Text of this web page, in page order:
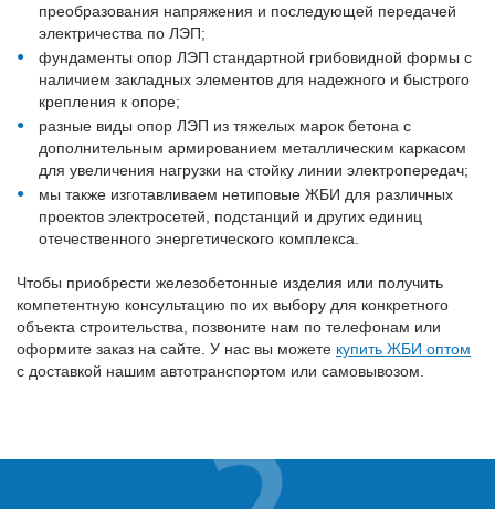
преобразования напряжения и последующей передачей
электричества по ЛЭП;
фундаменты опор ЛЭП стандартной грибовидной формы с
наличием закладных элементов для надежного и быстрого
крепления к опоре;
разные виды опор ЛЭП из тяжелых марок бетона с
дополнительным армированием металлическим каркасом
для увеличения нагрузки на стойку линии электропередач;
мы также изготавливаем нетиповые ЖБИ для различных
проектов электросетей, подстанций и других единиц
отечественного энергетического комплекса.
Чтобы приобрести железобетонные изделия или получить
компетентную консультацию по их выбору для конкретного
объекта строительства, позвоните нам по телефонам или
оформите заказ на сайте. У нас вы можете купить ЖБИ оптом
с доставкой нашим автотранспортом или самовывозом.